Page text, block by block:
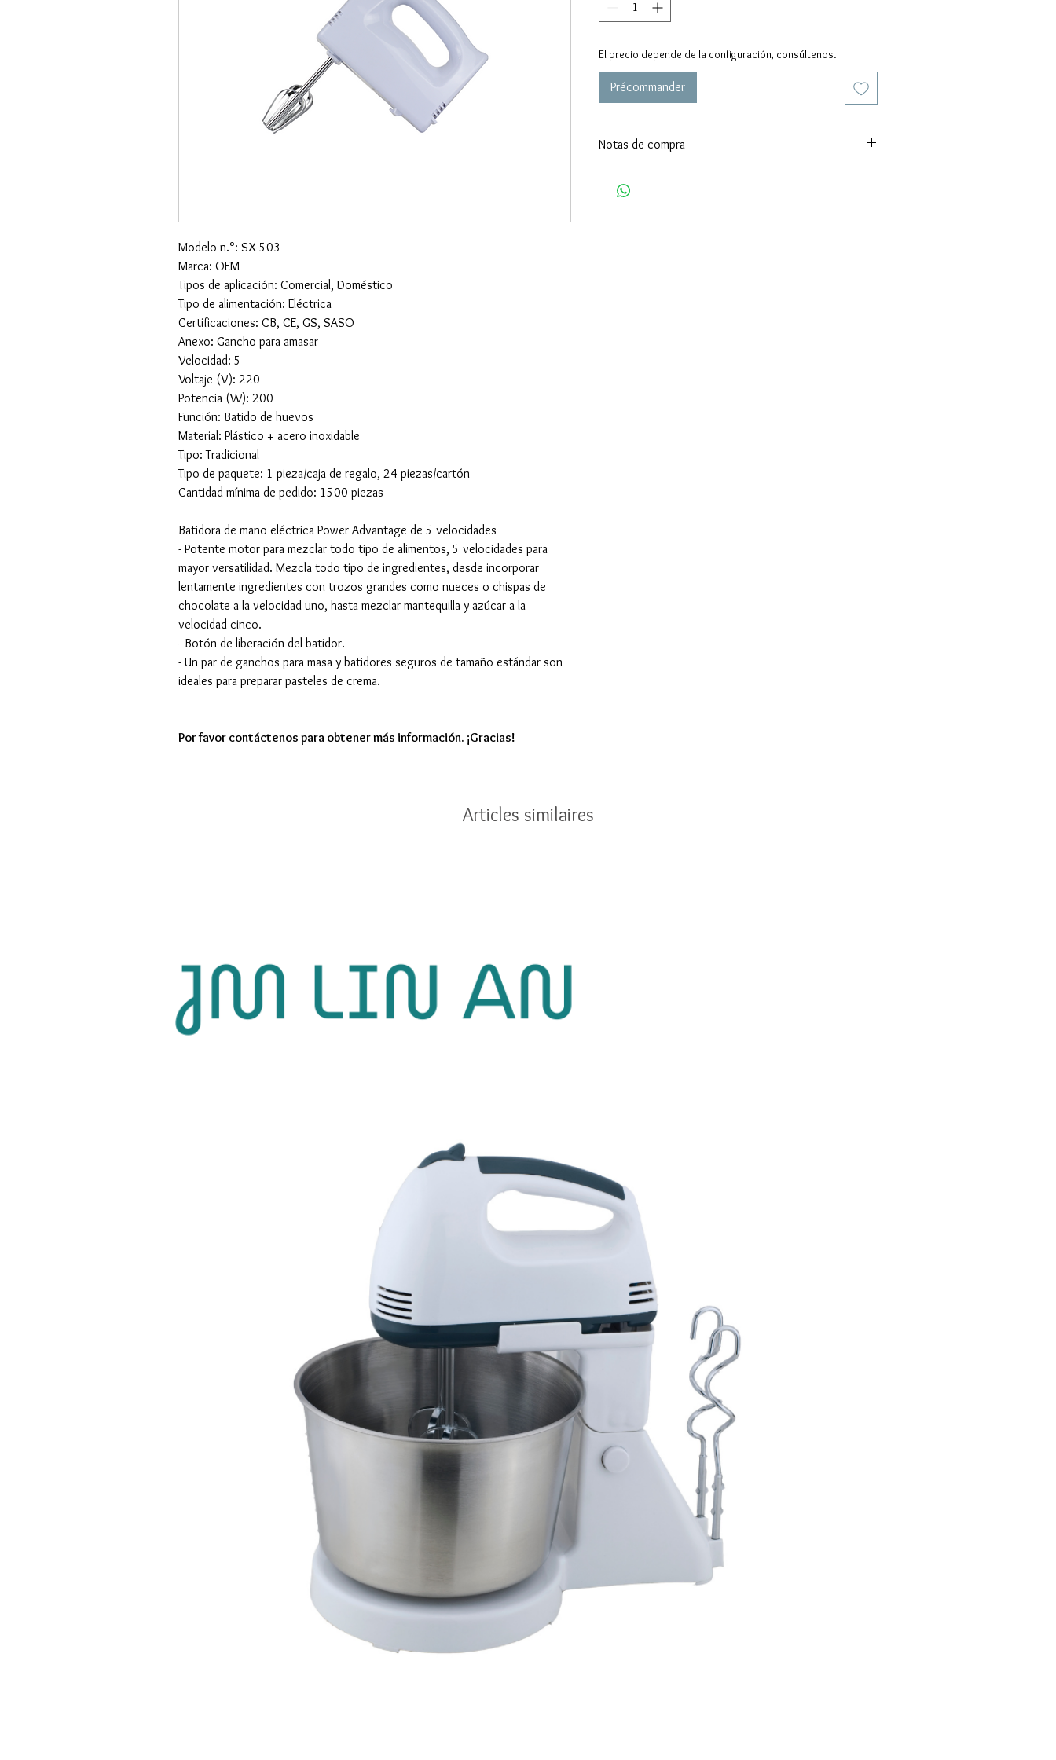
Modelo n.°: SX-503
Marca: OEM
Tipos de aplicación: Comercial, Doméstico
Tipo de alimentación: Eléctrica
Certificaciones: CB, CE, GS, SASO
Anexo: Gancho para amasar
Velocidad: 5
Voltaje (V): 220
Potencia (W): 200
Función: Batido de huevos
Material: Plástico + acero inoxidable
Tipo: Tradicional
Tipo de paquete: 1 pieza/caja de regalo, 24 piezas/cartón
Cantidad mínima de pedido: 1500 piezas
Batidora de mano eléctrica Power Advantage de 5 velocidades
- Potente motor para mezclar todo tipo de alimentos, 5 velocidades para
mayor versatilidad. Mezcla todo tipo de ingredientes, desde incorporar
lentamente ingredientes con trozos grandes como nueces o chispas de
chocolate a la velocidad uno, hasta mezclar mantequilla y azúcar a la
velocidad cinco.
- Botón de liberación del batidor.
- Un par de ganchos para masa y batidores seguros de tamaño estándar son
ideales para preparar pasteles de crema.
Por favor contáctenos para obtener más información. ¡Gracias!
El precio depende de la configuración, consúltenos.
Précommander
Notas de compra
Términos de entrega aceptados: FOB, CIF, EXW
Articles similaires